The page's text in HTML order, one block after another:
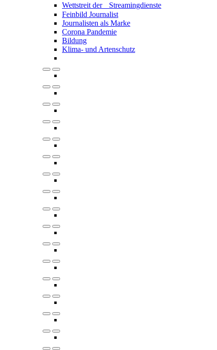
Wettstreit der Streamingdienste
Feinbild Journalist
Journalisten als Marke
Corona Pandemie
Bildung
Klima- und Artenschutz